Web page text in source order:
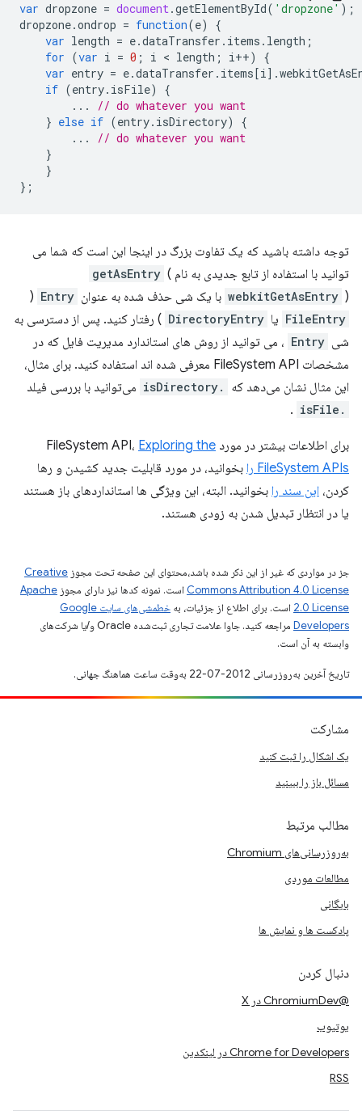
var dropzone = document.getElementById( 'dropzone' );
dropzone.ondrop = function(e)
{
var length = e.dataTransfer . items . length ;
for (var i = 0 ; i < length ; i++)
{
var entry = e.dataTransfer . items[i].
if (entry. isFile)
{
...
// do whatever you want
} else if (entry. isDirectory)
{
...
// do whatever you want
}
}
};
توجه داشته باشید که یک تفاوت بزرگ در اینجا این است که شما می
توانید با استفاده از تابع جدیدی به نام
getAsEntry (
webkitGetAsEntry ) با یک شی حذف شده به عنوان Entry
(
FileEntry یا DirectoryEntry ) رفتار کنید. پس از دسترسی به
شی Entry ، می توانید از روش های استاندارد مدیریت فایل که در
مشخصات FileSystem API معرفی شده اند استفاده کنید. برای مثال،
این مثال نشان می‌دهد که
.isDirectory می‌توانید با بررسی فیلد
.isFile
.
برای اطلاعات بیشتر در مورد FileSystem API، Exploring the
FileSystem APIs را
بخوانید، در مورد قابلیت جدید کشیدن و رها
کردن، این سند را بخوانید. البته، این ویژگی ها استانداردهای باز هستند
یا در انتظار تبدیل شدن به زودی هستند.
جز در مواردی که غیر از این ذکر شده باشد،‌محتوای این صفحه تحت مجوز Creative
Commons Attribution 4.0 License است. نمونه کدها نیز دارای مجوز Apache
2.0 License است. برای اطلاع از جزئیات، به
خطمشی‌های سایت Google
Developers‏
مراجعه کنید. جاوا علامت تجاری ثبت‌شده Oracle و/یا شرکت‌های
وابسته به آن است.
تاریخ آخرین به‌روزرسانی 2012-07-22 به‌وقت ساعت هماهنگ جهانی.
مشارکت
یک اشکال را ثبت کنید
مسائل باز را ببینید
مطالب مرتبط
به‌روزرسانی‌های Chromium
مطالعات موردی
بایگانی
پادکست ها و نمایش ها
دنبال کردن
@ChromiumDev در X
یوتیوب
Chrome for Developers در لینکدین
RSS